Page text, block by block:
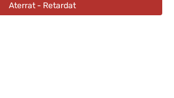
Aterrat - Retardat